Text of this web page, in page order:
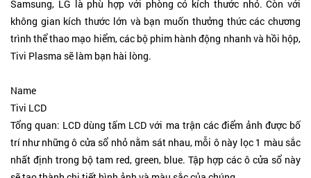
Samsung, LG là phù hợp với phòng có kích thước nhỏ. Còn với
không gian kích thước lớn và bạn muốn thưởng thức các chương
trình thể thao mạo hiểm, các bộ phim hành động nhanh và hồi hộp,
Tivi Plasma sẽ làm bạn hài lòng.
Name
Tivi LCD
Tổng quan: LCD dùng tấm LCD với ma trận các điểm ảnh được bố
trí như những ô cửa sổ nhỏ nằm sát nhau, mỗi ô này lọc 1 màu sắc
nhất định trong bộ tam red, green, blue. Tập hợp các ô cửa sổ này